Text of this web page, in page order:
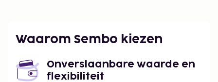
halen bij de kruidenier/supermarkt.
worden betaald. De kosten kunnen inclusief
toepasselijke belastingen zijn:
Waarom Sembo kiezen
Onverslaanbare waarde en
flexibiliteit